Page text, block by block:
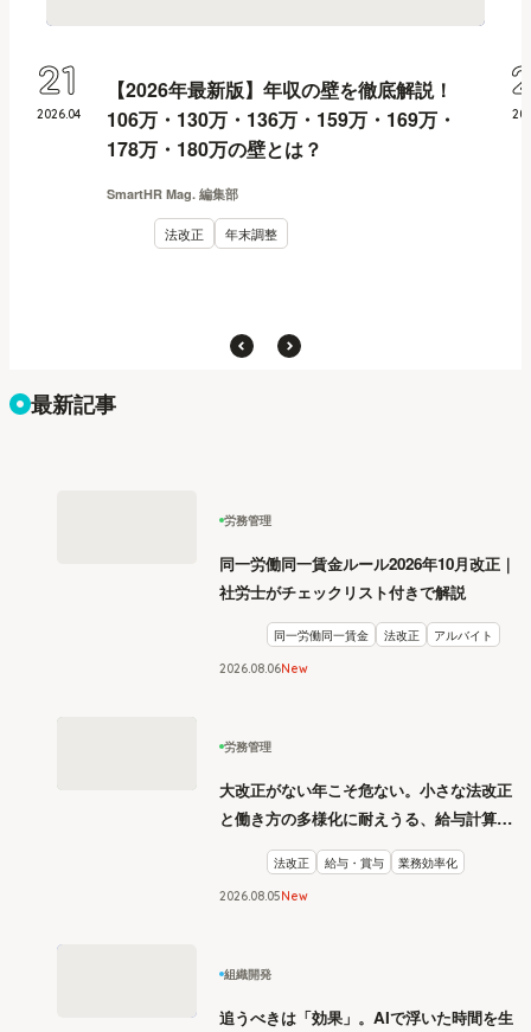
【2026年最新版】年収の壁を徹底解説！
106万・130万・136万・159万・169万・
178万・180万の壁とは？
SmartHR Mag. 編集部
法改正 年末調整
2026.04
21
最新記事
労務管理
同一労働同一賃金ルール2026年10月改正｜
社労士がチェックリスト付きで解説
同一労働同一賃金 法改正 アルバイト
2026.08 06New
労務管理
大改正がない年こそ危ない。小さな法改正
と働き方の多様化に耐えうる、給与計算と
リスク管理
法改正 給与・賞与 業務効率化
2026.08 05New
組織開発
追うべきは「効果」。AIで浮いた時間を生